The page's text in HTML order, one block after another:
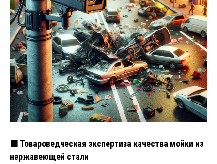
🟧 Товароведческая экспертиза качества мойки из
нержавеющей стали